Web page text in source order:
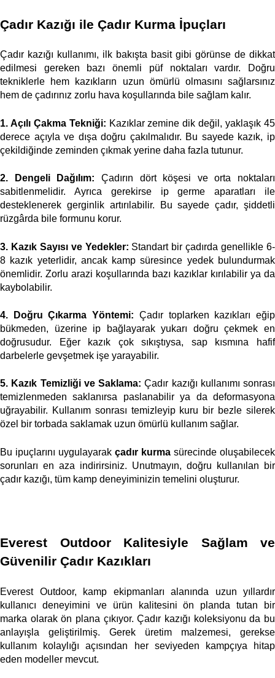
Çadır Kazığı ile Çadır Kurma İpuçları
Çadır kazığı kullanımı, ilk bakışta basit gibi görünse de dikkat
edilmesi gereken bazı önemli püf noktaları vardır. Doğru
tekniklerle hem kazıkların uzun ömürlü olmasını sağlarsınız
hem de çadırınız zorlu hava koşullarında bile sağlam kalır.
1. Açılı Çakma Tekniği: Kazıklar zemine dik değil, yaklaşık 45
derece açıyla ve dışa doğru çakılmalıdır. Bu sayede kazık, ip
çekildiğinde zeminden çıkmak yerine daha fazla tutunur.
2. Dengeli Dağılım: Çadırın dört köşesi ve orta noktaları
sabitlenmelidir. Ayrıca gerekirse ip germe aparatları ile
desteklenerek gerginlik artırılabilir. Bu sayede çadır, şiddetli
rüzgârda bile formunu korur.
3. Kazık Sayısı ve Yedekler: Standart bir çadırda genellikle 6-
8 kazık yeterlidir, ancak kamp süresince yedek bulundurmak
önemlidir. Zorlu arazi koşullarında bazı kazıklar kırılabilir ya da
kaybolabilir.
4. Doğru Çıkarma Yöntemi: Çadır toplarken kazıkları eğip
bükmeden, üzerine ip bağlayarak yukarı doğru çekmek en
doğrusudur. Eğer kazık çok sıkıştıysa, sap kısmına hafif
darbelerle gevşetmek işe yarayabilir.
5. Kazık Temizliği ve Saklama: Çadır kazığı kullanımı sonrası
temizlenmeden saklanırsa paslanabilir ya da deformasyona
uğrayabilir. Kullanım sonrası temizleyip kuru bir bezle silerek
özel bir torbada saklamak uzun ömürlü kullanım sağlar.
Bu ipuçlarını uygulayarak çadır kurma sürecinde oluşabilecek
sorunları en aza indirirsiniz. Unutmayın, doğru kullanılan bir
çadır kazığı, tüm kamp deneyiminizin temelini oluşturur.
Everest Outdoor Kalitesiyle Sağlam ve
Güvenilir Çadır Kazıkları
Everest Outdoor, kamp ekipmanları alanında uzun yıllardır
kullanıcı deneyimini ve ürün kalitesini ön planda tutan bir
marka olarak ön plana çıkıyor. Çadır kazığı koleksiyonu da bu
anlayışla geliştirilmiş. Gerek üretim malzemesi, gerekse
kullanım kolaylığı açısından her seviyeden kampçıya hitap
eden modeller mevcut.